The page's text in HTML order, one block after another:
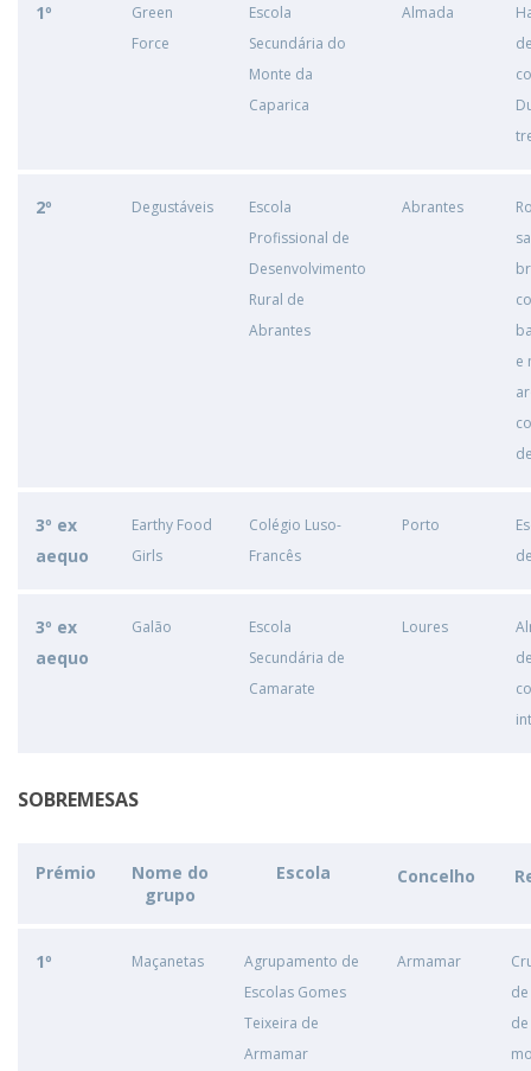
1º
Green
Force
Escola
Secundária do
Monte da
Caparica
Almada
2º Degustáveis
Escola
Profissional de
Desenvolvimento
Rural de
Abrantes
Abrantes
e
3º ex
aequo
Earthy Food
Girls
Colégio Luso-
Francês
Porto
3º ex
aequo
Galão
Escola
Secundária de
Camarate
Loures
SOBREMESAS
Prémio
Nome do
grupo
Escola Concelho
1º Maçanetas
Agrupamento de
Escolas Gomes
Teixeira de
Armamar
Armamar
de